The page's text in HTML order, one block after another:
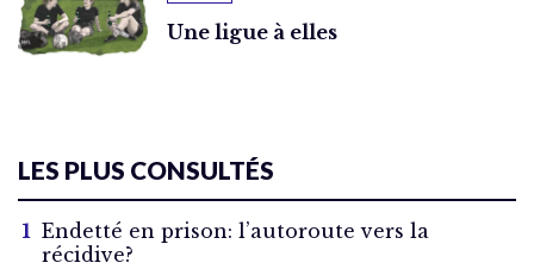
Une ligue à elles
LES PLUS CONSULTÉS
Endetté en prison: l’autoroute vers la
récidive?